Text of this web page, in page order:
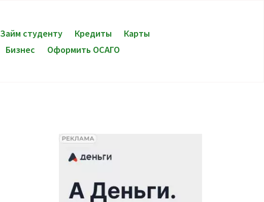
Займ студенту Кредиты
Карты
Бизнес Оформить ОСАГО